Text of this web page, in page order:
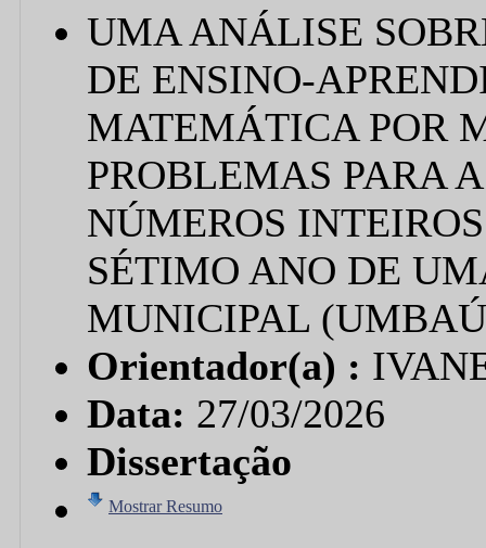
UMA ANÁLISE
DE ENSINO-
MATEMÁTICA POR
PROBLEMAS PARA
NÚMEROS
SÉTIMO ANO DE
MUNICIPAL
Orientador(a) :
Data: 27/03/2026
Dissertação
Mostrar Resumo